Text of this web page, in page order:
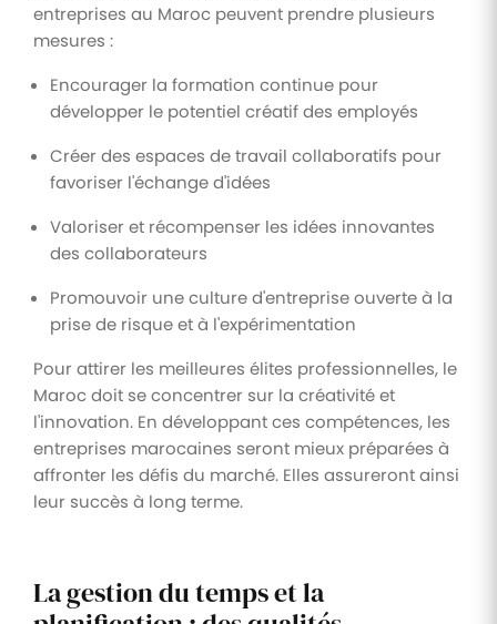
entreprises au Maroc peuvent prendre plusieurs
mesures :
Encourager la formation continue pour
développer le potentiel créatif des employés
Créer des espaces de travail collaboratifs pour
favoriser l'échange d'idées
Valoriser et récompenser les idées innovantes
des collaborateurs
Promouvoir une culture d'entreprise ouverte à la
prise de risque et à l'expérimentation
Pour attirer les meilleures élites professionnelles, le
Maroc doit se concentrer sur la créativité et
l'innovation. En développant ces compétences, les
entreprises marocaines seront mieux préparées à
affronter les défis du marché. Elles assureront ainsi
leur succès à long terme.
La gestion du temps et la